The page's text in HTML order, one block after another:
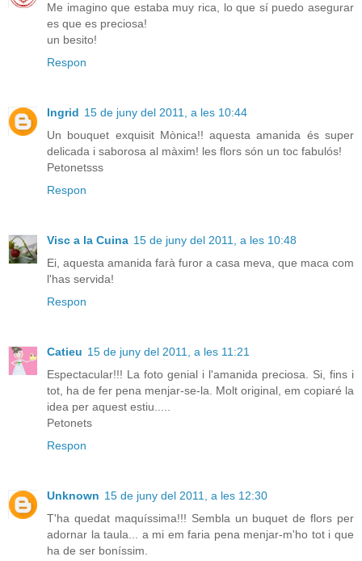
Me imagino que estaba muy rica, lo que sí puedo asegurar
es que es preciosa!
un besito!
Respon
Ingrid 15 de juny del 2011, a les 10:44
Un bouquet exquisit Mònica!! aquesta amanida és super
delicada i saborosa al màxim! les flors són un toc fabulós!
Petonetsss
Respon
Visc a la Cuina 15 de juny del 2011, a les 10:48
Ei, aquesta amanida farà furor a casa meva, que maca com
l'has servida!
Respon
Catieu 15 de juny del 2011, a les 11:21
Espectacular!!! La foto genial i l'amanida preciosa. Si, fins i
tot, ha de fer pena menjar-se-la. Molt original, em copiaré la
idea per aquest estiu.....
Petonets
Respon
Unknown 15 de juny del 2011, a les 12:30
T'ha quedat maquíssima!!! Sembla un buquet de flors per
adornar la taula... a mi em faria pena menjar-m'ho tot i que
ha de ser boníssim.